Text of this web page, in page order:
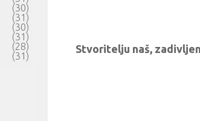
Stvoritelju naš,
(30)
(31)
(30)
(31)
(28)
(31)